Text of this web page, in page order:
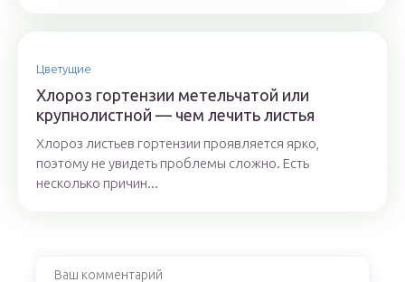
Цветущие
Хлороз гортензии метельчатой или
крупнолистной — чем лечить листья
Хлороз листьев гортензии проявляется ярко,
поэтому не увидеть проблемы сложно. Есть
несколько причин...